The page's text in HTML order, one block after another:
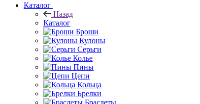
Каталог
Назад
Каталог
Броши
Кулоны
Серьги
Колье
Пины
Цепи
Кольца
Брелки
Браслеты